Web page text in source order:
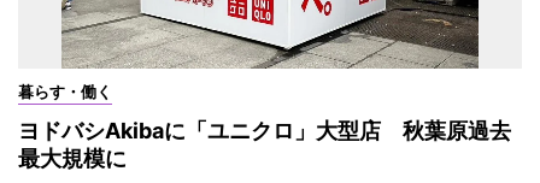
暮らす・働く
ヨドバシAkibaに「ユニクロ」大型店 秋葉原過去
最大規模に